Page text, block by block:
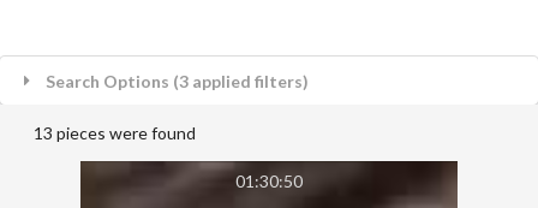
Search Options (3 applied filters)
13 pieces were found
01:30:50